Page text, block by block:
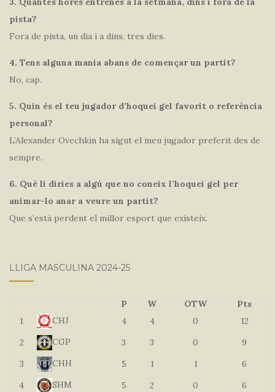
pista?
Fora de pista, un dia i a dins, tres dies.
4. Tens alguna mania abans de començar un partit?
No, cap.
5. Quin és el teu jugador d’hoquei gel favorit o referència
personal?
L’Alexander Ovechkin ha sigut el meu jugador preferit des de
sempre.
6. Què li diries a algú que no coneix l’hoquei gel per
animar-lo anar a veure un partit?
Que s’està perdent el millor esport que existeix.
LLIGA MASCULINA 2024-25
P W OTW
Pts
1
CHJ 4 4 0
12
2
CGP 3 3 0
9
3
CHH 5 1 1
6
4
SHM 5 2 0
6